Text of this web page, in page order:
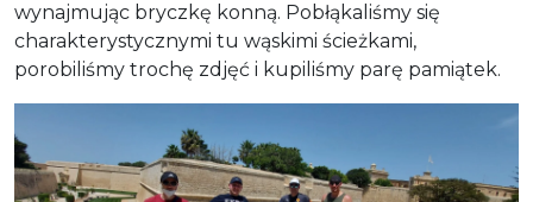
wynajmując bryczkę konną. Pobłąkaliśmy się
charakterystycznymi tu wąskimi ścieżkami,
porobiliśmy trochę zdjęć i kupiliśmy parę pamiątek.